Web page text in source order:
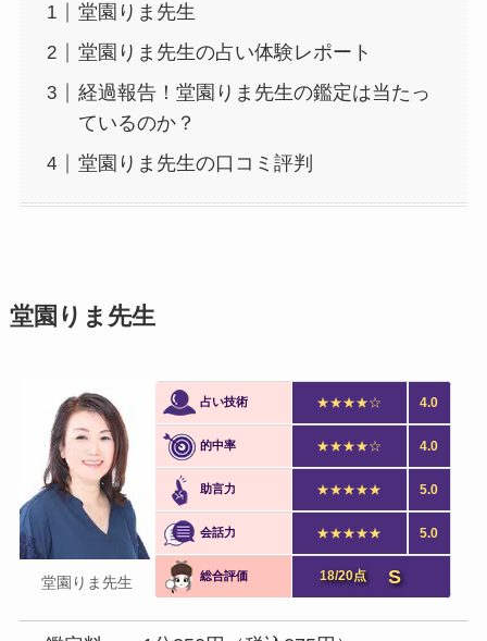
堂園りま先生
堂園りま先生の占い体験レポート
経過報告！堂園りま先生の鑑定は当たっ
ているのか？
堂園りま先生の口コミ評判
堂園りま先生
堂園りま先生
占い技術 ★★★★☆ 4.0
的中率 ★★★★☆ 4.0
助言力 ★★★★★ 5.0
会話力 ★★★★★ 5.0
総合評価 18/20点 S